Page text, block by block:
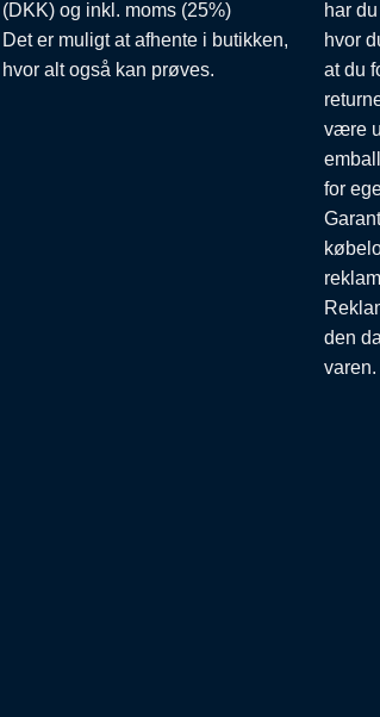
(DKK) og inkl. moms (25%)
Det er muligt at afhente i butikken,
hvor alt også kan prøves.
har
hvor
at du
være
for
den
varen.